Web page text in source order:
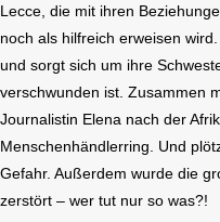
Lecce, die mit ihren
noch als hilfreich erweisen
und sorgt sich um ihre
verschwunden ist. Zusammen
Journalistin Elena nach der
Menschenhändlerring. Und
Gefahr. Außerdem wurde die
zerstört – wer tut nur so was?!